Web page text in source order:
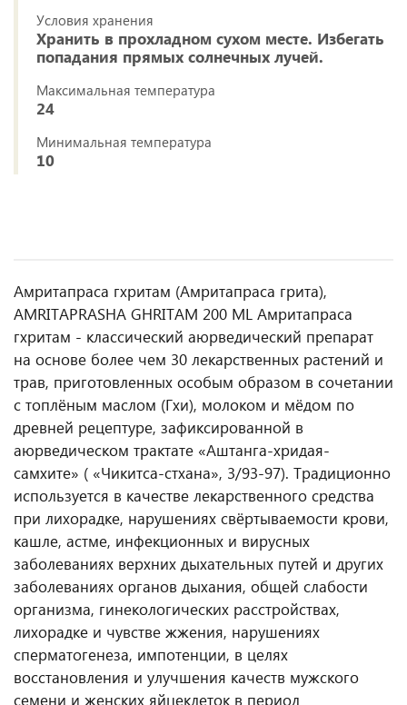
Условия хранения
Хранить в прохладном сухом месте. Избегать
попадания прямых солнечных лучей.
Максимальная температура
24
Минимальная температура
10
Амритапраса гхритам (Амритапраса грита),
AMRITAPRASHA GHRITAM 200 ML Амритапраса
гхритам - классический аюрведический препарат
на основе более чем 30 лекарственных растений и
трав, приготовленных особым образом в сочетании
с топлёным маслом (Гхи), молоком и мёдом по
древней рецептуре, зафиксированной в
аюрведическом трактате «Аштанга-хридая-
самхите» ( «Чикитса-стхана», 3/93-97). Традиционно
используется в качестве лекарственного средства
при лихорадке, нарушениях свёртываемости крови,
кашле, астме, инфекционных и вирусных
заболеваниях верхних дыхательных путей и других
заболеваниях органов дыхания, общей слабости
организма, гинекологических расстройствах,
лихорадке и чувстве жжения, нарушениях
сперматогенеза, импотенции, в целях
восстановления и улучшения качеств мужского
семени и женских яйцеклеток в период